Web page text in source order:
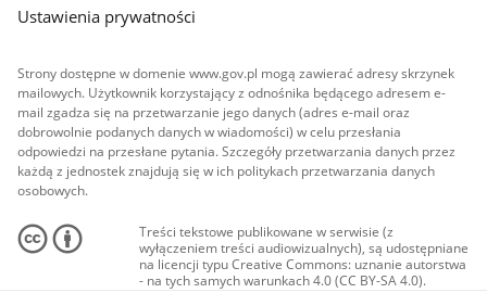
Ustawienia prywatności
Strony dostępne w domenie www.gov.pl mogą zawierać adresy skrzynek
mailowych. Użytkownik korzystający z odnośnika będącego adresem e-
mail zgadza się na przetwarzanie jego danych (adres e-mail oraz
dobrowolnie podanych danych w wiadomości) w celu przesłania
odpowiedzi na przesłane pytania. Szczegóły przetwarzania danych przez
każdą z jednostek znajdują się w ich politykach przetwarzania danych
osobowych.
Treści tekstowe publikowane w serwisie (z
wyłączeniem treści audiowizualnych), są udostępniane
na licencji typu Creative Commons: uznanie autorstwa
- na tych samych warunkach 4.0 (CC BY-SA 4.0).